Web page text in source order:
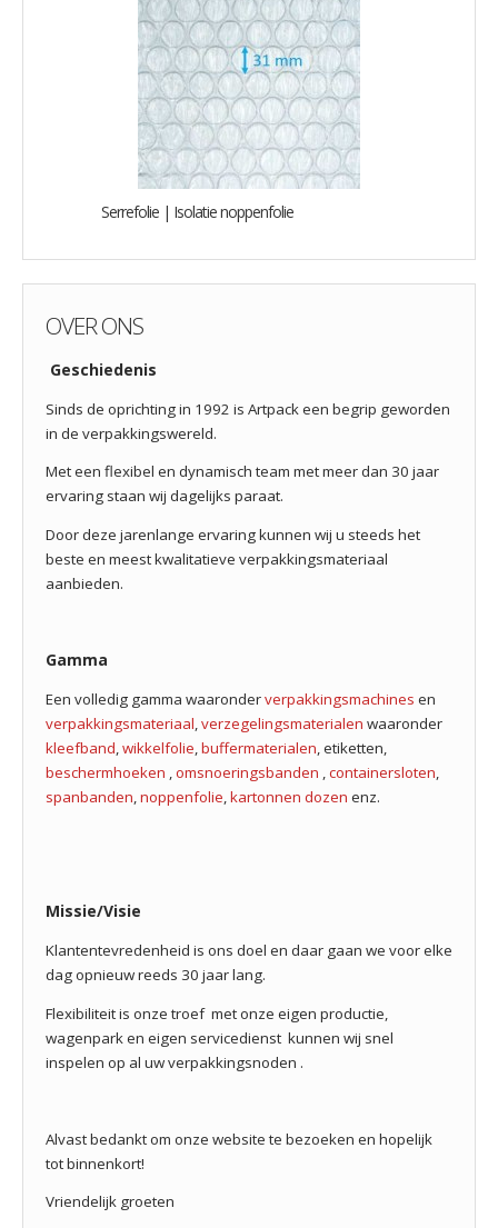
Serrefolie | Isolatie noppenfolie
OVER ONS
Geschiedenis
Sinds de oprichting in 1992 is Artpack een begrip geworden
in de verpakkingswereld.
Met een flexibel en dynamisch team met meer dan 30 jaar
ervaring staan wij dagelijks paraat.
Door deze jarenlange ervaring kunnen wij u steeds het
beste en meest kwalitatieve verpakkingsmateriaal
aanbieden.
Gamma
Een volledig gamma waaronderverpakkingsmachines en
verpakkingsmateriaal verzegelingsmaterialen waaronder
kleefband wikkelfolie buffermaterialen , etiketten,
beschermhoeken omsnoeringsbanden containersloten
spanbanden noppenfolie kartonnen dozen enz.
Missie/Visie
Klantentevredenheid is ons doel en daar gaan we voor elke
dag opnieuw reeds 30 jaar lang.
Flexibiliteit is onze troef met onze eigen productie,
wagenpark en eigen servicedienst kunnen wij snel
inspelen op al uw verpakkingsnoden .
Alvast bedankt om onze website te bezoeken en hopelijk
tot binnenkort!
Vriendelijk groeten